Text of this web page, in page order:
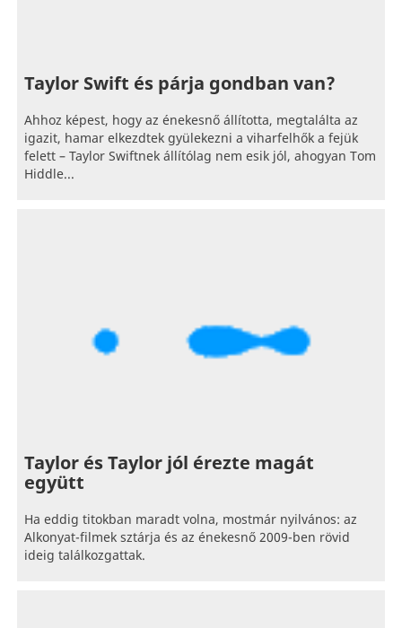
Taylor Swift és párja gondban van?
Ahhoz képest, hogy az énekesnő állította, megtalálta az
igazit, hamar elkezdtek gyülekezni a viharfelhők a fejük
felett – Taylor Swiftnek állítólag nem esik jól, ahogyan Tom
Hiddle...
Taylor és Taylor jól érezte magát
együtt
Ha eddig titokban maradt volna, mostmár nyilvános: az
Alkonyat-filmek sztárja és az énekesnő 2009-ben rövid
ideig találkozgattak.